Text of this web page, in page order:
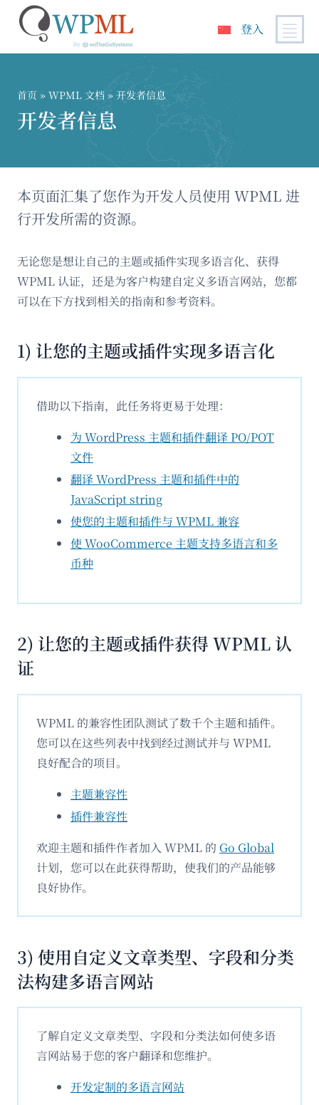
登入
首页 » WPML 文档 » 开发者信息
开发者信息
本页面汇集了您作为开发人员使用 WPML 进
行开发所需的资源。
无论您是想让自己的主题或插件实现多语言化、获得
WPML 认证，还是为客户构建自定义多语言网站，您都
可以在下方找到相关的指南和参考资料。
1) 让您的主题或插件实现多语言化
借助以下指南，此任务将更易于处理：
为 WordPress 主题和插件翻译 PO/POT
文件
翻译 WordPress 主题和插件中的
JavaScript string
使您的主题和插件与 WPML 兼容
使 WooCommerce 主题支持多语言和多
币种
2) 让您的主题或插件获得 WPML 认
证
WPML 的兼容性团队测试了数千个主题和插件。
您可以在这些列表中找到经过测试并与 WPML
良好配合的项目。
主题兼容性
插件兼容性
欢迎主题和插件作者加入 WPML 的 Go Global
计划，您可以在此获得帮助，使我们的产品能够
良好协作。
3) 使用自定义文章类型、字段和分类
法构建多语言网站
了解自定义文章类型、字段和分类法如何使多语
言网站易于您的客户翻译和您维护。
开发定制的多语言网站